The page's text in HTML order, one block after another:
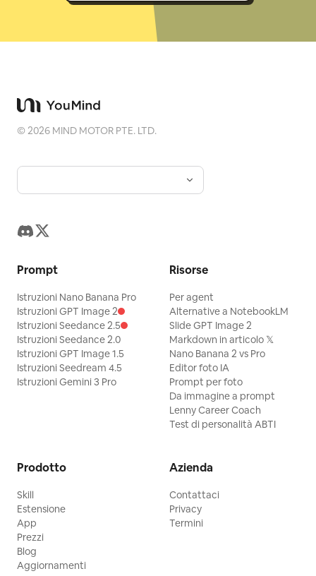
©2026 MIND MOTOR PTE. LTD.
Prompt
Istruzioni Nano Banana Pro
Istruzioni GPT Image 2
Istruzioni Seedance 2.5
Istruzioni Seedance 2.0
Istruzioni GPT Image 1.5
Istruzioni Seedream 4.5
Istruzioni Gemini 3 Pro
Risorse
Per agent
Alternative a NotebookLM
Slide GPT Image 2
Markdown in articolo 𝕏
Nano Banana 2 vs Pro
Editor foto IA
Prompt per foto
Da immagine a prompt
Lenny Career Coach
Test di personalità ABTI
Prodotto
Skill
Estensione
App
Prezzi
Blog
Aggiornamenti
Azienda
Contattaci
Privacy
Termini